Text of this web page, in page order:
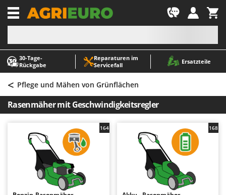
30‑Tage-
Rückgabe
Reparaturen im
Servicefall
Ersatzteile
-1
A
Abbeermaschinen - Traubenmühlen
Abfüllgeräte
Akku Gartenscheren
Akku Gras- und Strauchscheren
Akku-Stichsägen
Allzwecktransporter - Motorschubkarren
Alu-Teleskopleitern
Anbaubagger Heckbagger für Traktoren
Arbeitsschutzkleidung
A
ABAC
AgriEuro Premium
AgriEuro TOP-LINE
AGT
Airmec
AL-KO
ALA 2000
< Pflege und Mähen von Grünflächen
Rasenmäher mit Geschwindigkeitsregler
164 168